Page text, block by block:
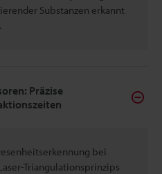
Substanzen erkannt
Präzise
bei
Triangulationsprinzips